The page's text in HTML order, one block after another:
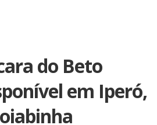
do Beto
em Iperó,